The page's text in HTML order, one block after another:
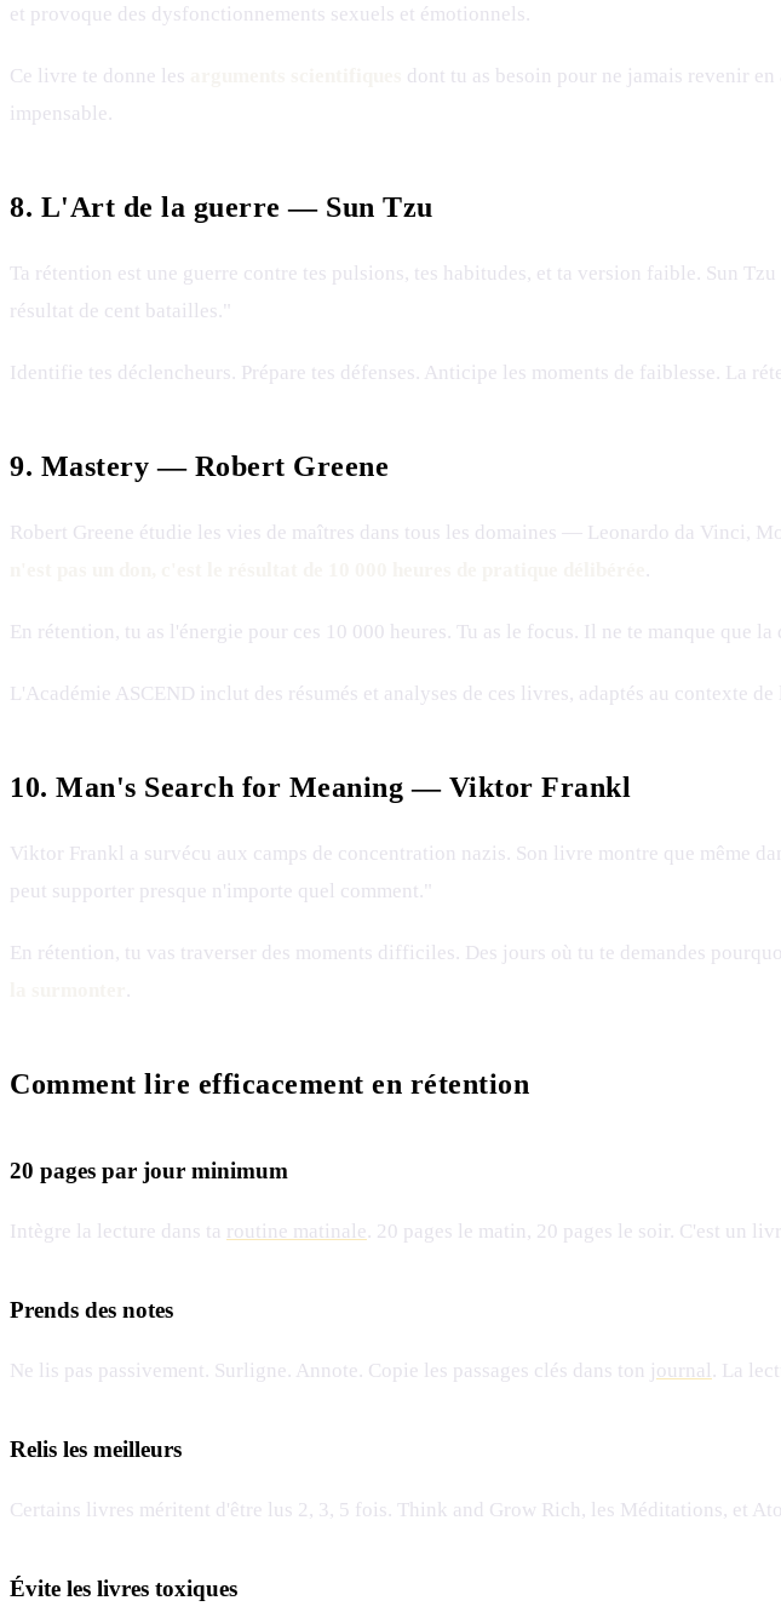
et provoque des dysfonctionnements sexuels et émotionnels.
Ce livre te donne les
dont tu as besoin pour ne jamais revenir
impensable.
8. L'Art de la guerre — Sun Tzu
Ta rétention est une guerre contre tes pulsions, tes habitudes, et ta version faible. Sun
résultat de cent batailles."
Identifie tes déclencheurs. Prépare tes défenses. Anticipe les moments de faiblesse. La
9. Mastery — Robert Greene
Robert Greene étudie les vies de maîtres dans tous les domaines — Leonardo da Vinci,
.
En rétention, tu as l'énergie pour ces 10 000 heures. Tu as le focus. Il ne te manque que
L'Académie ASCEND inclut des résumés et analyses de ces livres, adaptés au contexte
10. Man's Search for Meaning — Viktor Frankl
Viktor Frankl a survécu aux camps de concentration nazis. Son livre montre que même
peut supporter presque n'importe quel comment."
En rétention, tu vas traverser des moments difficiles. Des jours où tu te demandes
.
Comment lire efficacement en rétention
20 pages par jour minimum
Intègre la lecture dans ta routine matinale. 20 pages le matin, 20 pages le soir. C'est un
Prends des notes
Ne lis pas passivement. Surligne. Annote. Copie les passages clés dans ton journal . La
Relis les meilleurs
Certains livres méritent d'être lus 2, 3, 5 fois. Think and Grow Rich, les Méditations, et
Évite les livres toxiques